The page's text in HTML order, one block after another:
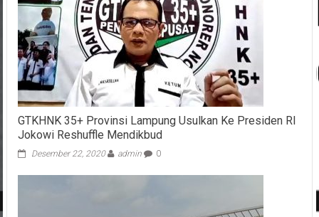
GTKHNK 35+ Provinsi Lampung Usulkan Ke Presiden RI
Jokowi Reshuffle Mendikbud
Desember 22, 2020 admin 0